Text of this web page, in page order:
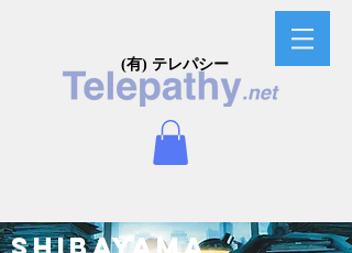
(有) テレパシー
SHIBAYAMA